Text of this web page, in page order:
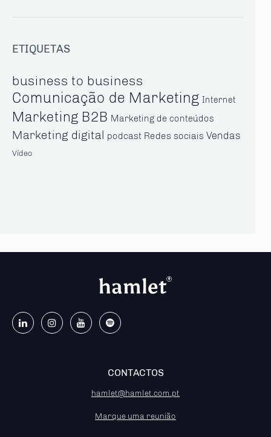
ETIQUETAS
business to business
Comunicação de Marketing Internet
Marketing B2B Marketing de conteúdos
Marketing digital podcast Redes sociais Vendas
Vídeo
CONTACTOS
hamlet@hamlet.com.pt
Marque uma reunião